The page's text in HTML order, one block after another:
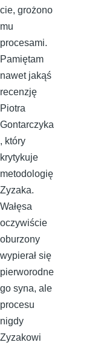
cie, grożono
mu
procesami.
Pamiętam
nawet jakąś
recenzję
Piotra
Gontarczyka
, który
krytykuje
metodologię
Zyzaka.
Wałęsa
oczywiście
oburzony
wypierał się
pierworodne
go syna, ale
procesu
nigdy
Zyzakowi